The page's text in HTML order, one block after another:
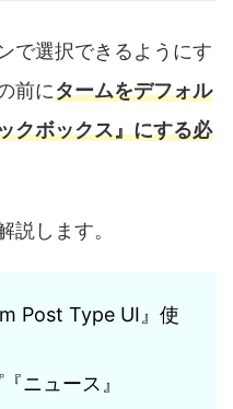
で選択できるようにす
前にタームをデフォル
クボックス』にする必
説します。
Post Type UI』使
ニュース』